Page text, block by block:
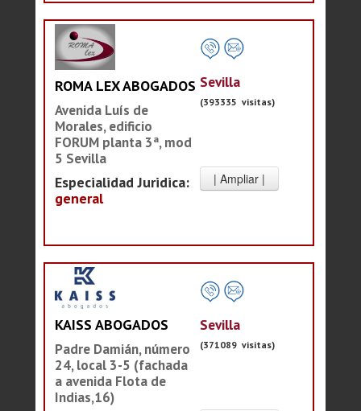
ROMA LEX ABOGADOS
Avenida Luís de
Morales, edificio
FORUM planta 3ª, mod
5 Sevilla
Especialidad Juridica:
general
Sevilla
(393335 visitas)
KAISS ABOGADOS
Padre Damián, número
24, local 3-5 (fachada
a avenida Flota de
Indias,16)
Sevilla
(371089 visitas)